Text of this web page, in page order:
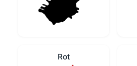
Rot